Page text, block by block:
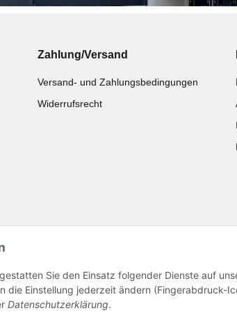
Sie den Einsatz folgender Dienste auf
die Einstellung jederzeit ändern (Fingerabdruck-
Datenschutzerklärung.
Zahlung/Versand
Versand- und Zahlungsbedingungen
Widerrufsrecht
Zur Schnellbestellung